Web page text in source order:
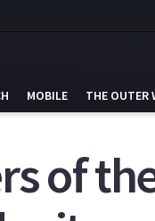
MOBILE THE OUTER
of